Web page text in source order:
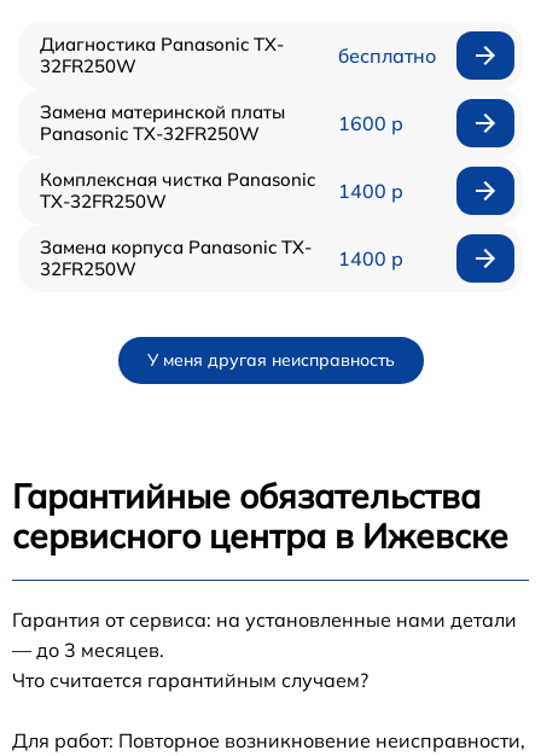
Диагностика Panasonic TX-
32FR250W
бесплатно
Замена материнской платы
Panasonic TX-32FR250W
1600 р
Комплексная чистка Panasonic
TX-32FR250W
1400 р
Замена корпуса Panasonic TX-
32FR250W
1400 р
У меня другая неисправность
Гарантийные обязательства
сервисного центра в Ижевске
Гарантия от сервиса: на установленные нами детали
— до 3 месяцев.
Что считается гарантийным случаем?
Для работ: Повторное возникновение неисправности,